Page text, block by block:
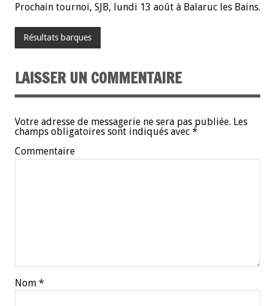
Prochain tournoi, SJB, lundi 13 août à Balaruc les Bains.
Résultats barques
LAISSER UN COMMENTAIRE
Votre adresse de messagerie ne sera pas publiée. Les
champs obligatoires sont indiqués avec *
Commentaire
Nom *